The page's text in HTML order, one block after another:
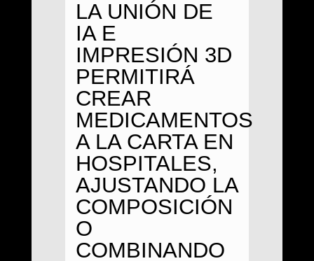
LA UNIÓN DE
IA E
IMPRESIÓN 3D
PERMITIRÁ
CREAR
MEDICAMENTOS
A LA CARTA EN
HOSPITALES,
AJUSTANDO LA
COMPOSICIÓN
O
COMBINANDO